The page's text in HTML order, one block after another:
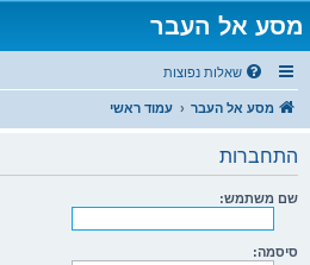
מסע אל העבר
שאלות נפוצות
מסע אל העבר עמוד ראשי
התחברות
שם משתמש:
סיסמה: